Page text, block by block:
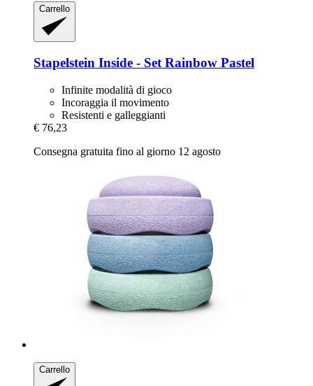
Carrello
Stapelstein Inside -​ Set Rainbow Pastel
Infinite modalità di gioco
Incoraggia il movimento
Resistenti e galleggianti
€ 76,23
Consegna gratuita fino al giorno 12 agosto
Carrello